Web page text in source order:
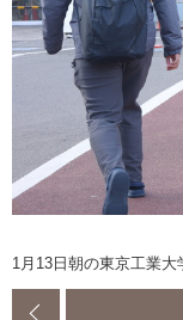
1月13日朝の東京工業